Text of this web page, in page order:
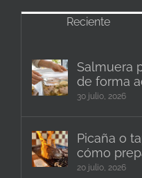
Reciente
Salmuera
de forma
30 julio, 2026
Picaña o
cómo
20 julio, 2026